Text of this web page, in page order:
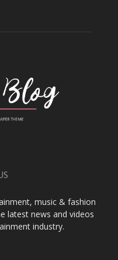
music & fashion
latest news and videos
industry.